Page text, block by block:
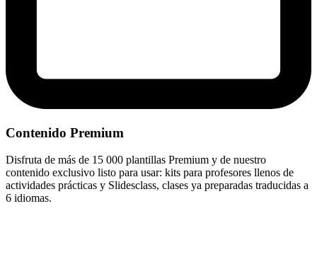
Contenido Premium
Disfruta de más de 15 000 plantillas Premium y de nuestro
contenido exclusivo listo para usar: kits para profesores llenos de
actividades prácticas y Slidesclass, clases ya preparadas traducidas a
6 idiomas.